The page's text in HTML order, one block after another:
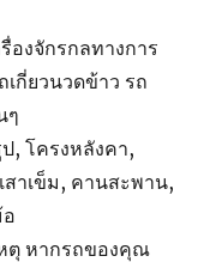
องจักรกลทางการ
เกี่ยวนวดข้าว รถ
ๆ
, โครงหลังคา,
สาเข็ม, คานสะพาน,
ตุ หากรถของคุณ